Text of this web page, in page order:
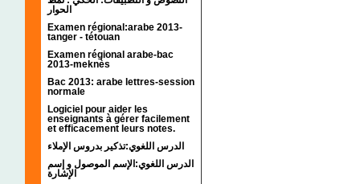
الحوار
Examen régional:arabe 2013-
tanger - tétouan
Examen régional arabe-bac
2013-meknès
Bac 2013: arabe lettres-session
normale
Logiciel pour aider les
enseignants à gérer facilement
et efficacement leurs notes.
الدرس اللغوي:تذكير بدروس الإملاء
الدرس اللغوي:الإسم الموصول و إسم
الإشارة